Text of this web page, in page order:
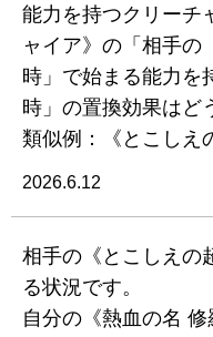
能力を持つクリーチ
ャイア》の「相手の
時」で始まる能力を
時」の置換効果はど
類似例：《とこしえ
2026.6.12
相手の《とこしえの
る状況です。
自分の《熱血の名